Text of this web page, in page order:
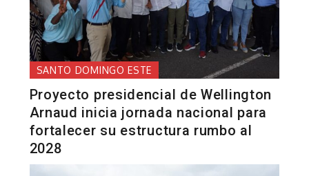
SANTO DOMINGO ESTE
Proyecto presidencial de Wellington
Arnaud inicia jornada nacional para
fortalecer su estructura rumbo al
2028